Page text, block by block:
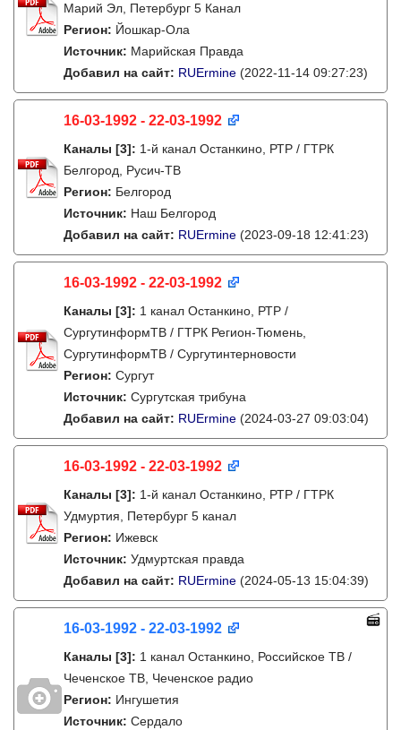
Марий Эл, Петербург 5 Канал
Регион: Йошкар-Ола
Источник: Марийская Правда
Добавил на сайт: RUErmine (2022-11-14 09:27:23)
16-03-1992 - 22-03-1992
Каналы [3]: 1-й канал Останкино, РТР / ГТРК
Белгород, Русич-ТВ
Регион: Белгород
Источник: Наш Белгород
Добавил на сайт: RUErmine (2023-09-18 12:41:23)
16-03-1992 - 22-03-1992
Каналы [3]: 1 канал Останкино, РТР /
СургутинформТВ / ГТРК Регион-Тюмень,
СургутинформТВ / Сургутинтерновости
Регион: Сургут
Источник: Сургутская трибуна
Добавил на сайт: RUErmine (2024-03-27 09:03:04)
16-03-1992 - 22-03-1992
Каналы [3]: 1-й канал Останкино, РТР / ГТРК
Удмуртия, Петербург 5 канал
Регион: Ижевск
Источник: Удмуртская правда
Добавил на сайт: RUErmine (2024-05-13 15:04:39)
16-03-1992 - 22-03-1992
Каналы [3]: 1 канал Останкино, Российское ТВ /
Чеченское ТВ, Чеченское радио
Регион: Ингушетия
Источник: Сердало